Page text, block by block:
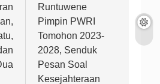
Runtuwene
Pimpin PWRI
Tomohon 2023-
2028, Senduk
Pesan Soal
Kesejahteraan